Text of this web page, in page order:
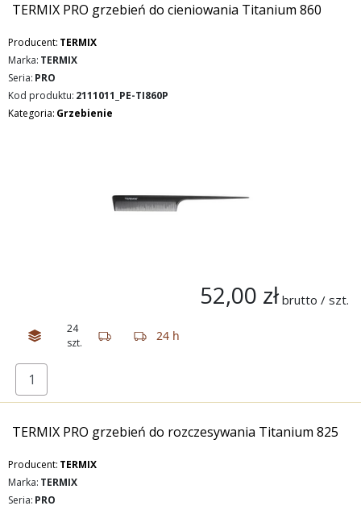
TERMIX PRO grzebień do cieniowania Titanium 860
Producent: TERMIX
Marka: TERMIX
Seria: PRO
Kod produktu: 2111011_PE-TI860P
Kategoria: Grzebienie
52,00 zł brutto / szt.
24
szt.
24 h
TERMIX PRO grzebień do rozczesywania Titanium 825
Producent: TERMIX
Marka: TERMIX
Seria: PRO